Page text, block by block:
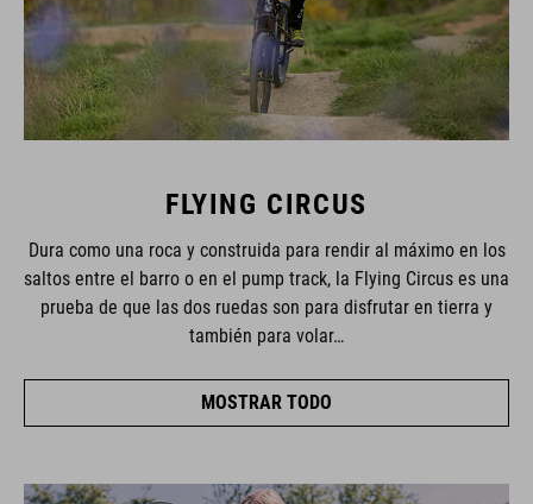
FLYING CIRCUS
Dura como una roca y construida para rendir al máximo en los
saltos entre el barro o en el pump track, la Flying Circus es una
prueba de que las dos ruedas son para disfrutar en tierra y
también para volar…
MOSTRAR TODO